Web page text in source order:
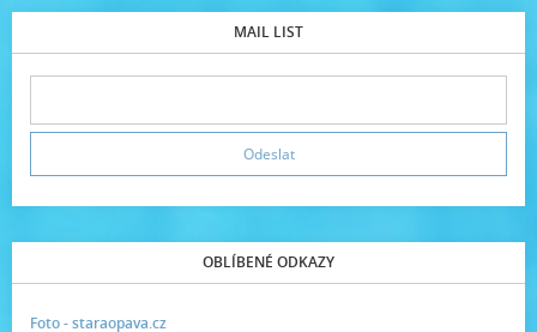
MAIL LIST
OBLÍBENÉ ODKAZY
Foto - staraopava.cz